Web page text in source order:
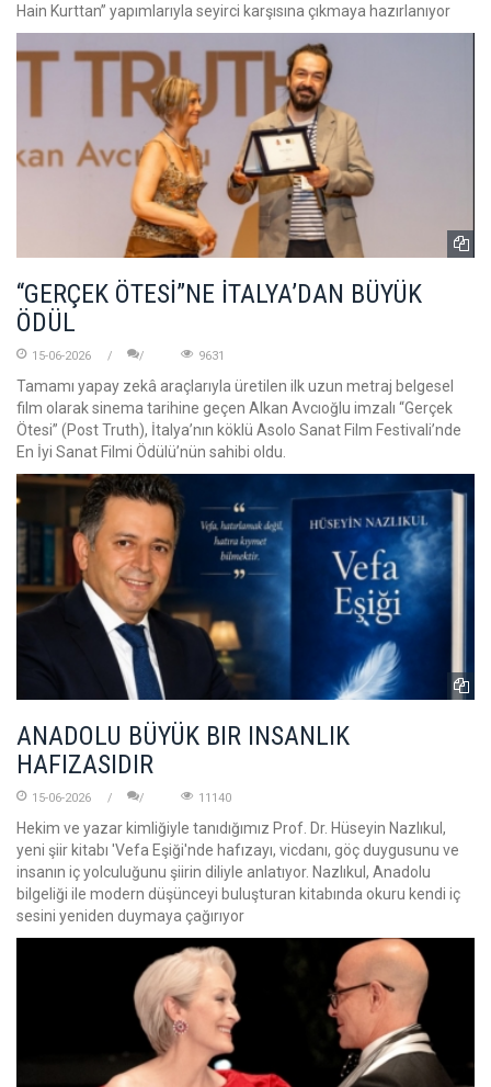
Hain Kurttan” yapımlarıyla seyirci karşısına çıkmaya hazırlanıyor
“GERÇEK ÖTESİ”NE İTALYA’DAN BÜYÜK
ÖDÜL
15-06-2026 9631
Tamamı yapay zekâ araçlarıyla üretilen ilk uzun metraj belgesel
film olarak sinema tarihine geçen Alkan Avcıoğlu imzalı “Gerçek
Ötesi” (Post Truth), İtalya’nın köklü Asolo Sanat Film Festivali’nde
En İyi Sanat Filmi Ödülü’nün sahibi oldu.
ANADOLU BÜYÜK BIR INSANLIK
HAFIZASIDIR
15-06-2026 11140
Hekim ve yazar kimliğiyle tanıdığımız Prof. Dr. Hüseyin Nazlıkul,
yeni şiir kitabı 'Vefa Eşiği'nde hafızayı, vicdanı, göç duygusunu ve
insanın iç yolculuğunu şiirin diliyle anlatıyor. Nazlıkul, Anadolu
bilgeliği ile modern düşünceyi buluşturan kitabında okuru kendi iç
sesini yeniden duymaya çağırıyor